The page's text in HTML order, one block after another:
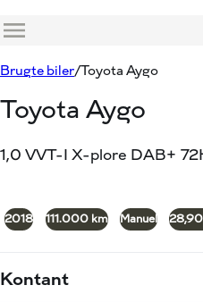
Menu
Brugte biler Toyota Aygo
Toyota Aygo
1,0 VVT-I X-plore DAB+
2018 111.000 km Manuel
Kontant